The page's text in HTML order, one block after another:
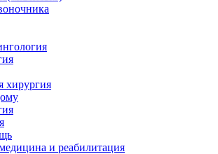
хирургия
и реабилитация